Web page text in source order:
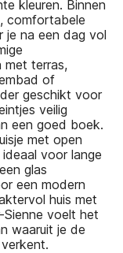
kleuren. Binnen
comfortabele
je na een dag vol
met terras,
of
geschikt voor
veilig
een goed boek.
met open
voor lange
glas
een modern
huis met
Sienne voelt het
waaruit je de